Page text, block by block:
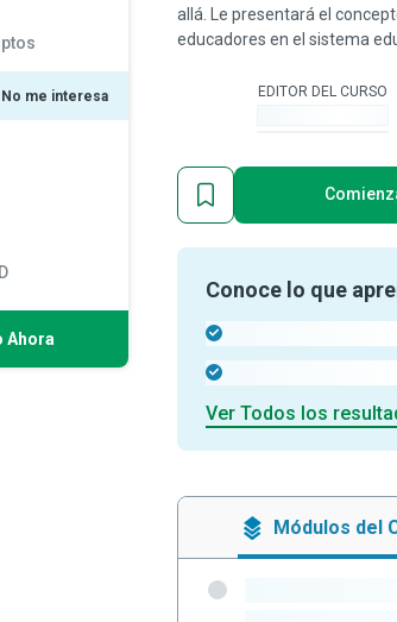
No me interesa
Ahora
allá. Le presentará el
educadores en el sistema
EDITOR DEL CURSO
Conoce lo que
Ver Todos los
Módulos del